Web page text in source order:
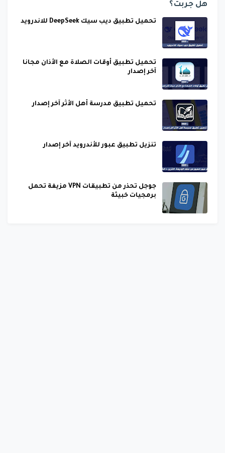
هل جربت؟
تحميل تطبيق ديب سيك DeepSeek للاندرويد
تحميل تطبيق أوقات الصلاة مع الأذان مجانا
آخر إصدار
تحميل تطبيق مدرسة أهل الأثر آخر إصدار
تنزيل تطبيق عبور للأندرويد آخر إصدار
جوجل تحذر من تطبيقات VPN مزيفة تحمل
برمجيات خبيثة